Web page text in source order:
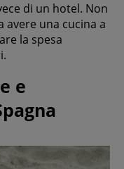
di un hotel. Non
avere una cucina a
la spesa
e